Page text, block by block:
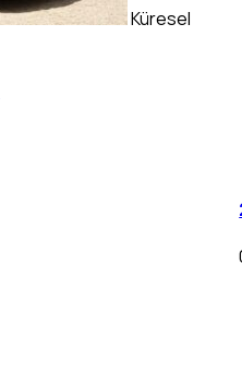
Küresel